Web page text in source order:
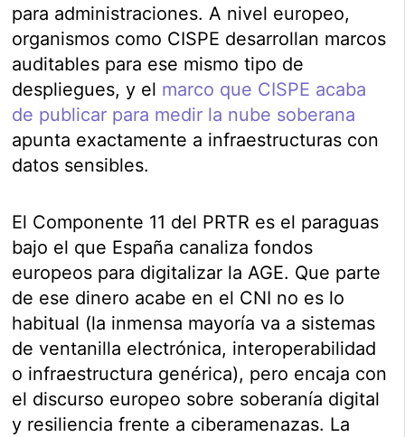
para administraciones. A nivel europeo,
organismos como CISPE desarrollan marcos
auditables para ese mismo tipo de
despliegues, y el marco que CISPE acaba
de publicar para medir la nube soberana
apunta exactamente a infraestructuras con
datos sensibles.
El Componente 11 del PRTR es el paraguas
bajo el que España canaliza fondos
europeos para digitalizar la AGE. Que parte
de ese dinero acabe en el CNI no es lo
habitual (la inmensa mayoría va a sistemas
de ventanilla electrónica, interoperabilidad
o infraestructura genérica), pero encaja con
el discurso europeo sobre soberanía digital
y resiliencia frente a ciberamenazas. La